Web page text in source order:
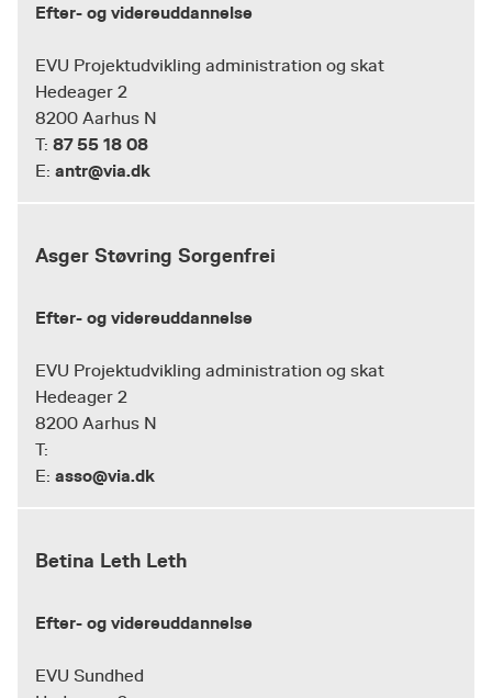
Efter- og videreuddannelse
EVU Projektudvikling administration og skat
Hedeager 2
8200 Aarhus N
T: 87 55 18 08
E: antr@via.dk
Asger Støvring Sorgenfrei
Efter- og videreuddannelse
EVU Projektudvikling administration og skat
Hedeager 2
8200 Aarhus N
T:
E: asso@via.dk
Betina Leth Leth
Efter- og videreuddannelse
EVU Sundhed